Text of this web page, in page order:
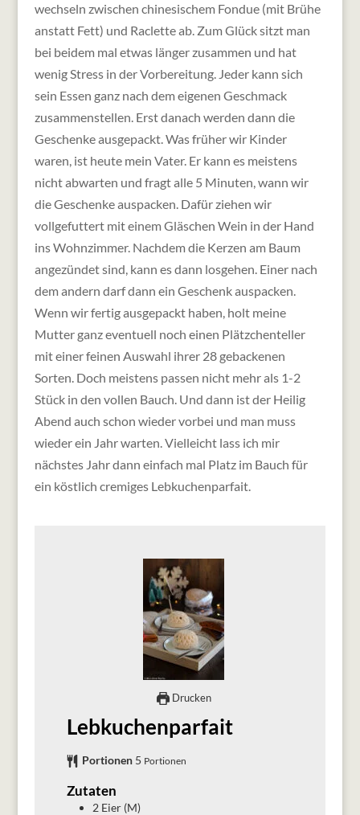
wechseln zwischen chinesischem Fondue (mit Brühe
anstatt Fett) und Raclette ab. Zum Glück sitzt man
bei beidem mal etwas länger zusammen und hat
wenig Stress in der Vorbereitung. Jeder kann sich
sein Essen ganz nach dem eigenen Geschmack
zusammenstellen. Erst danach werden dann die
Geschenke ausgepackt. Was früher wir Kinder
waren, ist heute mein Vater. Er kann es meistens
nicht abwarten und fragt alle 5 Minuten, wann wir
die Geschenke auspacken. Dafür ziehen wir
vollgefuttert mit einem Gläschen Wein in der Hand
ins Wohnzimmer. Nachdem die Kerzen am Baum
angezündet sind, kann es dann losgehen. Einer nach
dem andern darf dann ein Geschenk auspacken.
Wenn wir fertig ausgepackt haben, holt meine
Mutter ganz eventuell noch einen Plätzchenteller
mit einer feinen Auswahl ihrer 28 gebackenen
Sorten. Doch meistens passen nicht mehr als 1-2
Stück in den vollen Bauch. Und dann ist der Heilig
Abend auch schon wieder vorbei und man muss
wieder ein Jahr warten. Vielleicht lass ich mir
nächstes Jahr dann einfach mal Platz im Bauch für
ein köstlich cremiges Lebkuchenparfait.
Drucken
Lebkuchenparfait
Portionen 5 Portionen
Zutaten
2 Eier (M)